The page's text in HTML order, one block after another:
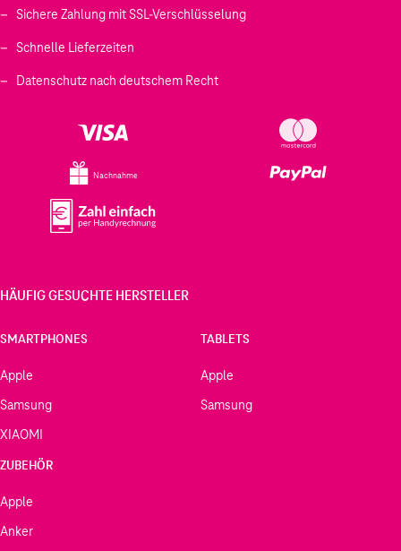
Sichere Zahlung mit SSL-Verschlüsselung
Schnelle Lieferzeiten
Datenschutz nach deutschem Recht
Nachnahme
HÄUFIG GESUCHTE HERSTELLER
SMARTPHONES
Apple
Samsung
XIAOMI
TABLETS
Apple
Samsung
ZUBEHÖR
Apple
Anker